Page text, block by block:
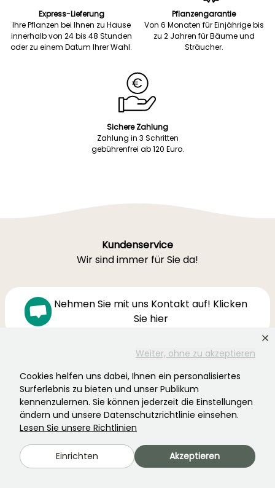
Weiter, ohne zu akzeptieren
Cookies helfen uns dabei, Ihnen ein personalisiertes
Surferlebnis zu bieten und unser Publikum
kennenzulernen. Sie können jederzeit die Einstellungen
ändern und unsere Datenschutzrichtlinie einsehen.
Lesen Sie unsere Richtlinien
Einrichten Akzeptieren
Express-Lieferung
Ihre Pflanzen bei Ihnen zu Hause
innerhalb von 24 bis 48 Stunden
oder zu einem Datum Ihrer Wahl.
Pflanzengarantie
Von 6 Monaten für Einjährige bis
zu 2 Jahren für Bäume und
Sträucher.
Sichere Zahlung
Zahlung in 3 Schritten
gebührenfrei ab 120 Euro.
Kundenservice
Wir sind immer für Sie da!
Nehmen Sie mit uns Kontakt auf! Klicken
Sie hier
Montag-Freitag 8:30-19:00
Samstag 9-16h
Ferme de la Cœuillerie
1012 rue Roger Lecerf
59840 Premesques
Frankreich
Kontaktieren Sie uns →